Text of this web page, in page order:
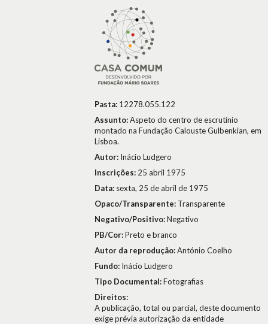
Pasta: 12278.055.122
Assunto:Aspeto do centro de escrutínio
montado na Fundação Calouste Gulbenkian, em
Lisboa.
Autor: Inácio Ludgero
Inscrições: 25 abril 1975
Data: sexta, 25 de abril de 1975
Opaco/Transparente: Transparente
Negativo/Positivo:Negativo
PB/Cor:Preto e branco
Autor da reprodução:António Coelho
Fundo: Inácio Ludgero
Tipo Documental:Fotografias
Direitos:
A publicação, total ou parcial, deste documento
exige prévia autorização da entidade